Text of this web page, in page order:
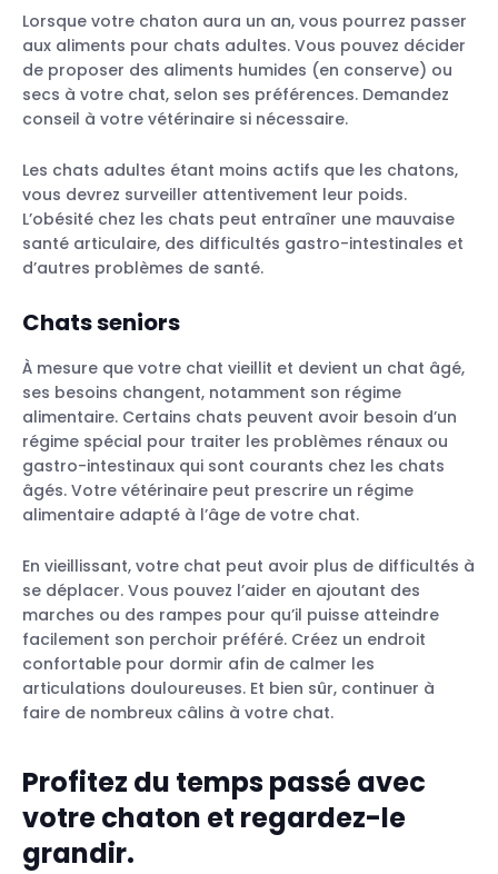
Lorsque votre chaton aura un an, vous pourrez passer
aux aliments pour chats adultes. Vous pouvez décider
de proposer des aliments humides (en conserve) ou
secs à votre chat, selon ses préférences. Demandez
conseil à votre vétérinaire si nécessaire.
Les chats adultes étant moins actifs que les chatons,
vous devrez surveiller attentivement leur poids.
L’obésité chez les chats peut entraîner une mauvaise
santé articulaire, des difficultés gastro-intestinales et
d’autres problèmes de santé.
Chats seniors
À mesure que votre chat vieillit et devient un chat âgé,
ses besoins changent, notamment son régime
alimentaire. Certains chats peuvent avoir besoin d’un
régime spécial pour traiter les problèmes rénaux ou
gastro-intestinaux qui sont courants chez les chats
âgés. Votre vétérinaire peut prescrire un régime
alimentaire adapté à l’âge de votre chat.
En vieillissant, votre chat peut avoir plus de difficultés à
se déplacer. Vous pouvez l’aider en ajoutant des
marches ou des rampes pour qu’il puisse atteindre
facilement son perchoir préféré. Créez un endroit
confortable pour dormir afin de calmer les
articulations douloureuses. Et bien sûr, continuer à
faire de nombreux câlins à votre chat.
Profitez du temps passé avec
votre chaton et regardez-le
grandir.